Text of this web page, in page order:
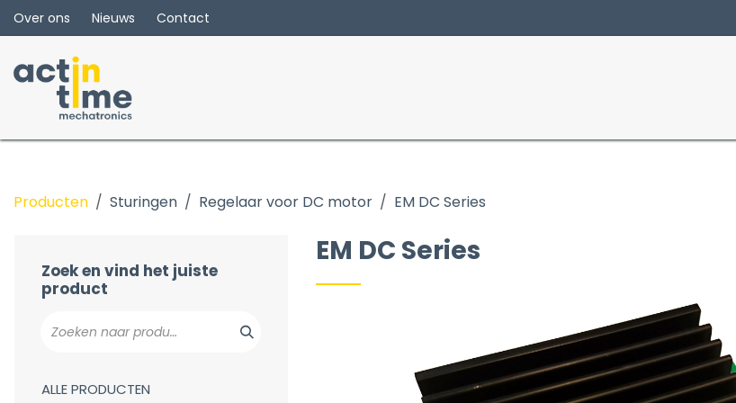
Overslaan naar inhoud
Over ons Nieuws Contact
EM DC Series
Producten Sturingen Regelaar voor DC motor EM DC Series
Zoek en vind het juiste
product
ALLE PRODUCTEN
EM DC Series